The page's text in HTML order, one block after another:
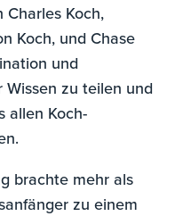
Koch,
Koch, und Chase
und
zu teilen und
allen Koch-
brachte mehr als
zu einem